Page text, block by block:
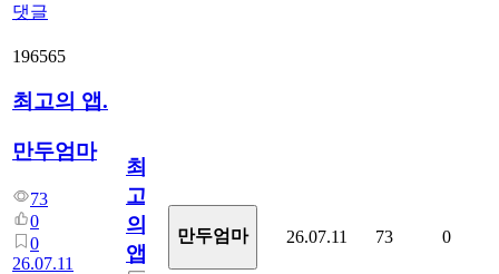
댓글
196565
최고의 앱.
만두엄마
73
0
0
26.07.11
최
고
의
앱.
만두엄마 26.07.11 73 0